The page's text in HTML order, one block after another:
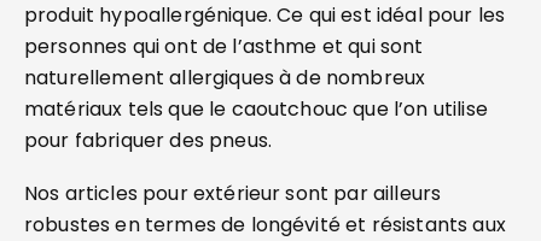
produit hypoallergénique. Ce qui est idéal pour les
personnes qui ont de l’asthme et qui sont
naturellement allergiques à de nombreux
matériaux tels que le caoutchouc que l’on utilise
pour fabriquer des pneus.
Nos articles pour extérieur sont par ailleurs
robustes en termes de longévité et résistants aux